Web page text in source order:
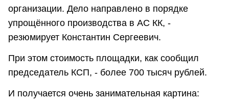
организации. Дело направлено в порядке
упрощённого производства в АС КК, -
резюмирует Константин Сергеевич.
При этом стоимость площадки, как сообщил
председатель КСП, - более 700 тысяч рублей.
И получается очень занимательная картина: